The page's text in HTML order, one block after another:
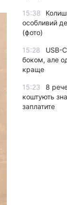
15:38
особливий
(фото)
15:28
USB-
боком, але
краще
15:23
8
коштують
заплатите